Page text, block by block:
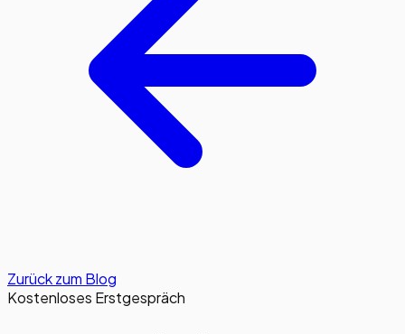
Zurück zum Blog
Kostenloses Erstgespräch